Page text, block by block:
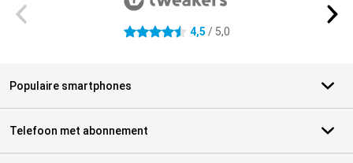
4.5 sterren 4,5 / 5,0
Populaire smartphones
Telefoon met abonnement